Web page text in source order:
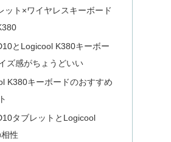
ット×ワイヤレスキーボード
とLogicool K380キーボー
ズ感がちょうどいい
K380キーボードのおすすめ
タブレットとLogicool
性